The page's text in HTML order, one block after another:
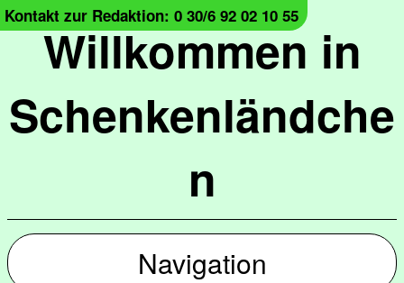
Willkommen in
Schenkenländche
n
Kontakt zur Redaktion: 0 30/6 92 02 10 55
Navigation